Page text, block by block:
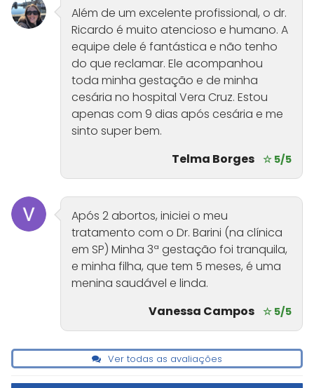
Além de um excelente profissional, o dr.
Ricardo é muito atencioso e humano. A
equipe dele é fantástica e não tenho
do que reclamar. Ele acompanhou
toda minha gestação e de minha
cesária no hospital Vera Cruz. Estou
apenas com 9 dias após cesária e me
sinto super bem.
Telma Borges ☆ 5/5
Após 2 abortos, iniciei o meu
tratamento com o Dr. Barini (na clínica
em SP) Minha 3ª gestação foi tranquila,
e minha filha, que tem 5 meses, é uma
menina saudável e linda.
Vanessa Campos ☆ 5/5
Ver todas as avaliações